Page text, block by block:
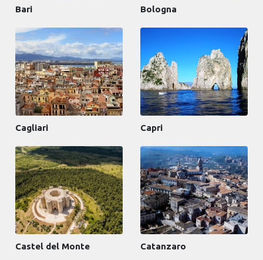
Bari Bologna
Cagliari Capri
Castel del Monte Catanzaro